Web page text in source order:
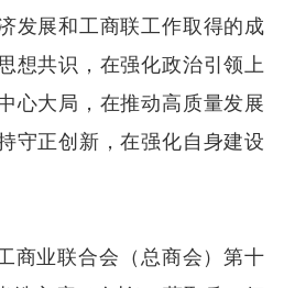
发展和工商联工作取得的成
想共识，在强化政治引领上
心大局，在推动高质量发展
守正创新，在强化自身建设
商业联合会（总商会）第十